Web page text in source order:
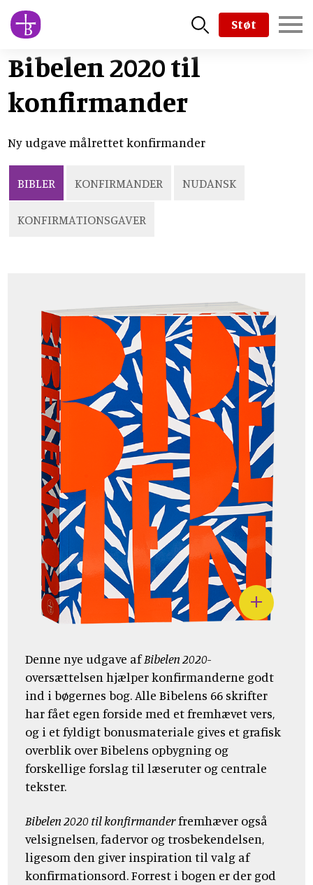
Skip
to
content
Støt
Bibelen 2020 til
konfirmander
Ny udgave målrettet konfirmander
BIBLER KONFIRMANDER NUDANSK
KONFIRMATIONSGAVER
Denne nye udgave afBibelen 2020-
oversættelsen hjælper konfirmanderne godt
ind i bøgernes bog. Alle Bibelens 66 skrifter
har fået egen forside med et fremhævet vers,
og i et fyldigt bonusmateriale gives et grafisk
overblik over Bibelens opbygning og
forskellige forslag til læseruter og centrale
tekster.
Bibelen 2020 til konfirmanderfremhæver også
velsignelsen, fadervor og trosbekendelsen,
ligesom den giver inspiration til valg af
konfirmationsord. Forrest i bogen er der god